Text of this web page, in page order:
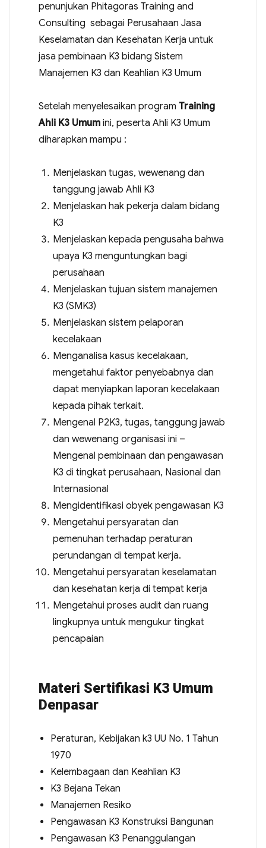
penunjukan Phitagoras Training and
Consulting sebagai Perusahaan Jasa
Keselamatan dan Kesehatan Kerja untuk
jasa pembinaan K3 bidang Sistem
Manajemen K3 dan Keahlian K3 Umum
Setelah menyelesaikan program Training
Ahli K3 Umumini, peserta Ahli K3 Umum
diharapkan mampu :
Menjelaskan tugas, wewenang dan
tanggung jawab Ahli K3
Menjelaskan hak pekerja dalam bidang
K3
Menjelaskan kepada pengusaha bahwa
upaya K3 menguntungkan bagi
perusahaan
Menjelaskan tujuan sistem manajemen
K3 (SMK3)
Menjelaskan sistem pelaporan
kecelakaan
Menganalisa kasus kecelakaan,
mengetahui faktor penyebabnya dan
dapat menyiapkan laporan kecelakaan
kepada pihak terkait.
Mengenal P2K3, tugas, tanggung jawab
dan wewenang organisasi ini –
Mengenal pembinaan dan pengawasan
K3 di tingkat perusahaan, Nasional dan
Internasional
Mengidentifikasi obyek pengawasan K3
Mengetahui persyaratan dan
pemenuhan terhadap peraturan
perundangan di tempat kerja.
Mengetahui persyaratan keselamatan
dan kesehatan kerja di tempat kerja
Mengetahui proses audit dan ruang
lingkupnya untuk mengukur tingkat
pencapaian
Materi Sertifikasi K3 Umum
Denpasar
Peraturan, Kebijakan k3 UU No. 1 Tahun
1970
Kelembagaan dan Keahlian K3
K3 Bejana Tekan
Manajemen Resiko
Pengawasan K3 Konstruksi Bangunan
Pengawasan K3 Penanggulangan